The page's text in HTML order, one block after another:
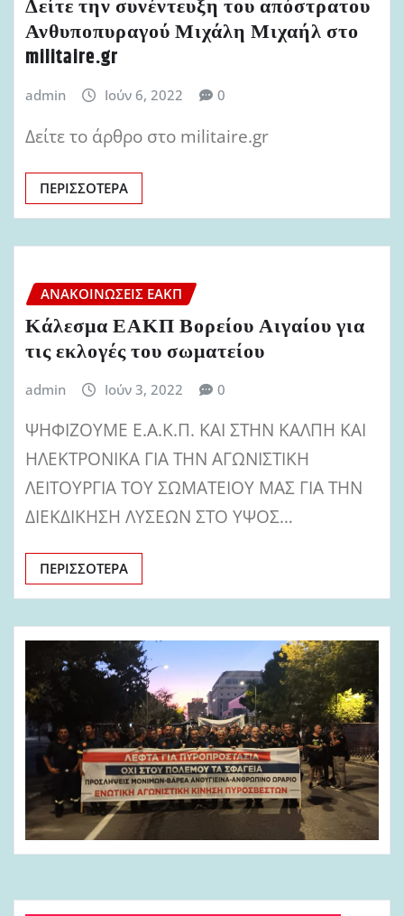
Δείτε την συνέντευξη του απόστρατου
Ανθυποπυραγού Μιχάλη Μιχαήλ στο
militaire.gr
admin Ιούν 6, 2022 0
Δείτε το άρθρο στο militaire.gr
ΠΕΡΙΣΣΌΤΕΡΑ
ΑΝΑΚΟΙΝΏΣΕΙΣ ΕΑΚΠ
Κάλεσμα ΕΑΚΠ Βορείου Αιγαίου για
τις εκλογές του σωματείου
admin Ιούν 3, 2022 0
ΨΗΦΙΖΟΥΜΕ Ε.Α.Κ.Π. ΚΑΙ ΣΤΗΝ ΚΑΛΠΗ ΚΑΙ
ΗΛΕΚΤΡΟΝΙΚΑ ΓΙΑ ΤΗΝ ΑΓΩΝΙΣΤΙΚΗ
ΛΕΙΤΟΥΡΓΙΑ ΤΟΥ ΣΩΜΑΤΕΙΟΥ ΜΑΣ ΓΙΑ ΤΗΝ
ΔΙΕΚΔΙΚΗΣΗ ΛΥΣΕΩΝ ΣΤΟ ΥΨΟΣ…
ΠΕΡΙΣΣΌΤΕΡΑ